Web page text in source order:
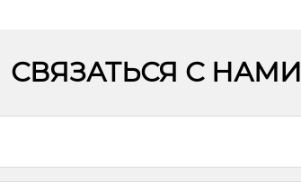
СВЯЗАТЬСЯ С НАМИ